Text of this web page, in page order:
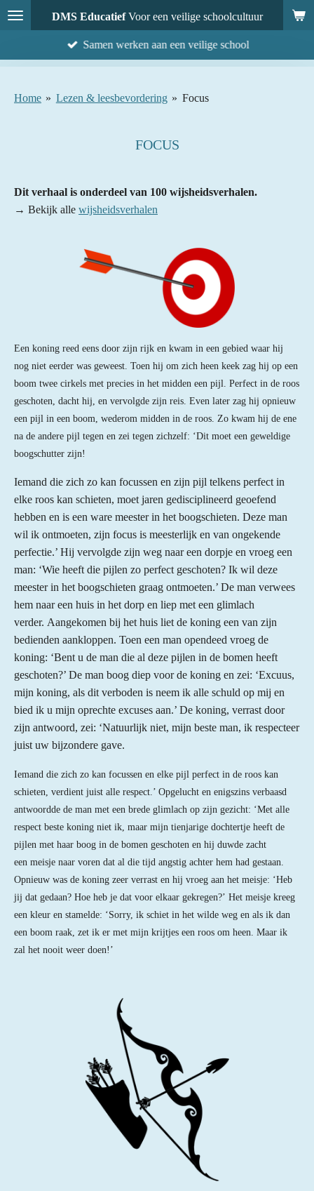
Ga
direct
DMS EducatiefVoor een veilige schoolcultuur
Samen werken aan een veilige school
Home » Lezen & leesbevordering » Focus
FOCUS
Dit verhaal is onderdeel van 100 wijsheidsverhalen.
→ Bekijk alle wijsheidsverhalen
Een koning reed eens door zijn rijk en kwam in een gebied waar hij
nog niet eerder was geweest. Toen hij om zich heen keek zag hij op een
boom twee cirkels met precies in het midden een pijl. Perfect in de roos
geschoten, dacht hij, en vervolgde zijn reis. Even later zag hij opnieuw
een pijl in een boom, wederom midden in de roos. Zo kwam hij de ene
na de andere pijl tegen en zei tegen zichzelf: ‘Dit moet een geweldige
boogschutter zijn!
Iemand die zich zo kan focussen en zijn pijl telkens perfect in
elke roos kan schieten, moet jaren gedisciplineerd geoefend
hebben en is een ware meester in het boogschieten. Deze man
wil ik ontmoeten, zijn focus is meesterlijk en van ongekende
perfectie.’ Hij vervolgde zijn weg naar een dorpje en vroeg een
man: ‘Wie heeft die pijlen zo perfect geschoten? Ik wil deze
meester in het boogschieten graag ontmoeten.’ De man verwees
hem naar een huis in het dorp en liep met een glimlach
verder. Aangekomen bij het huis liet de koning een van zijn
bedienden aankloppen. Toen een man opendeed vroeg de
koning: ‘Bent u de man die al deze pijlen in de bomen heeft
geschoten?’ De man boog diep voor de koning en zei: ‘Excuus,
mijn koning, als dit verboden is neem ik alle schuld op mij en
bied ik u mijn oprechte excuses aan.’ De koning, verrast door
zijn antwoord, zei: ‘Natuurlijk niet, mijn beste man, ik respecteer
juist uw bijzondere gave.
Iemand die zich zo kan focussen en elke pijl perfect in de roos kan
schieten, verdient juist alle respect.’ Opgelucht en enigszins verbaasd
antwoordde de man met een brede glimlach op zijn gezicht: ‘Met alle
respect beste koning niet ik, maar mijn tienjarige dochtertje heeft de
pijlen met haar boog in de bomen geschoten en hij duwde zacht
een meisje naar voren dat al die tijd angstig achter hem had gestaan.
Opnieuw was de koning zeer verrast en hij vroeg aan het meisje: ‘Heb
jij dat gedaan? Hoe heb je dat voor elkaar gekregen?’ Het meisje kreeg
een kleur en stamelde: ‘Sorry, ik schiet in het wilde weg en als ik dan
een boom raak, zet ik er met mijn krijtjes een roos om heen. Maar ik
zal het nooit weer doen!’